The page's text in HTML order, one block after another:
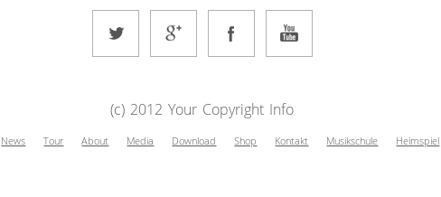
(c) 2012 Your Copyright Info
News Tour About Media Download Shop Kontakt Musikschule Heimspiel